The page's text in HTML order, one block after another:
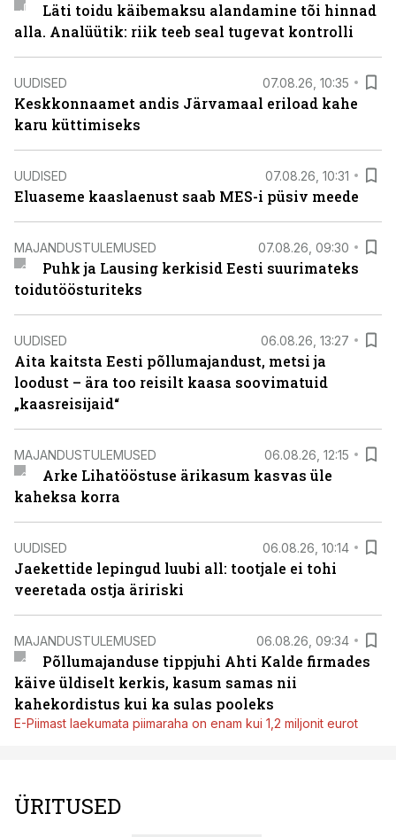
Läti toidu käibemaksu alandamine tõi hinnad
alla. Analüütik: riik teeb seal tugevat kontrolli
UUDISED 07.08.26, 10:35
Keskkonnaamet andis Järvamaal eriload kahe
karu küttimiseks
UUDISED 07.08.26, 10:31
Eluaseme kaaslaenust saab MES-i püsiv meede
MAJANDUSTULEMUSED 07.08.26, 09:30
Puhk ja Lausing kerkisid Eesti suurimateks
toidutöösturiteks
UUDISED 06.08.26, 13:27
Aita kaitsta Eesti põllumajandust, metsi ja
loodust – ära too reisilt kaasa soovimatuid
„kaasreisijaid“
MAJANDUSTULEMUSED 06.08.26, 12:15
Arke Lihatööstuse ärikasum kasvas üle
kaheksa korra
UUDISED 06.08.26, 10:14
Jaekettide lepingud luubi all: tootjale ei tohi
veeretada ostja äririski
MAJANDUSTULEMUSED 06.08.26, 09:34
Põllumajanduse tippjuhi Ahti Kalde firmades
käive üldiselt kerkis, kasum samas nii
kahekordistus kui ka sulas pooleks
E-Piimast laekumata piimaraha on enam kui 1,2 miljonit eurot
ÜRITUSED